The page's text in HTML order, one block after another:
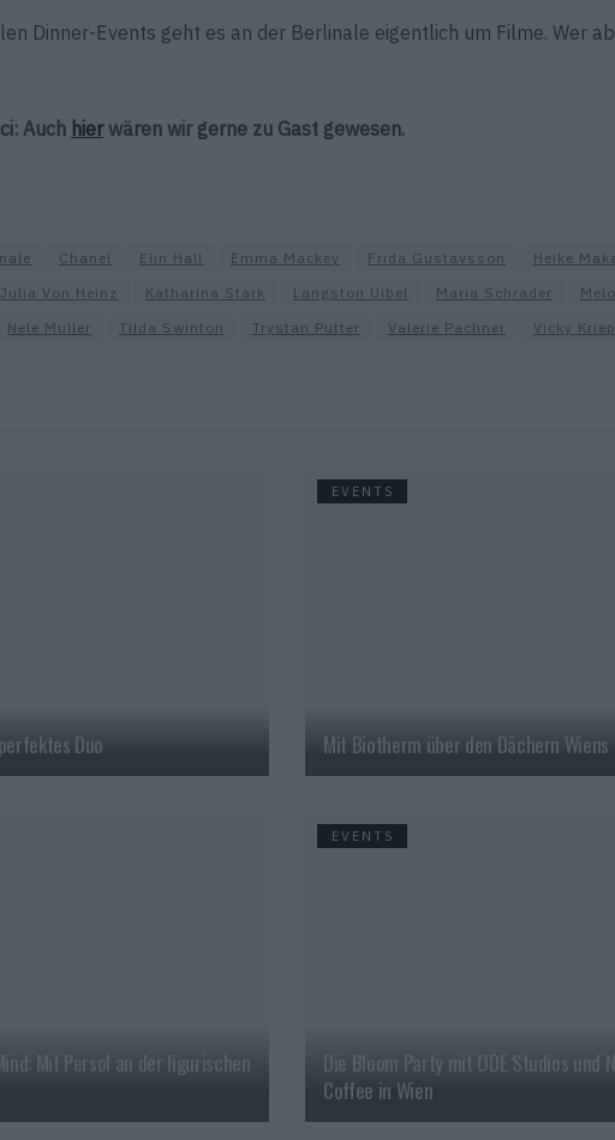
Dinner-Events geht es an der Berlinale eigentlich um Filme. Wer
Auch hierwären wir gerne zu Gast gewesen.
Chanel Elin Hall Emma Mackey Frida Gustavsson
Heike
Julia Von Heinz Katharina Stark Langston Uibel Maria Schrader
Nele Muller Tilda Swinton Trystan Putter Valerie Pachner Vicky
Duo
EVENTS
Mit Biotherm über den Dächern Wiens
Mit Persol an der ligurischen
EVENTS
Die Bloom Party mit ODË Studios und
Coffee in Wien